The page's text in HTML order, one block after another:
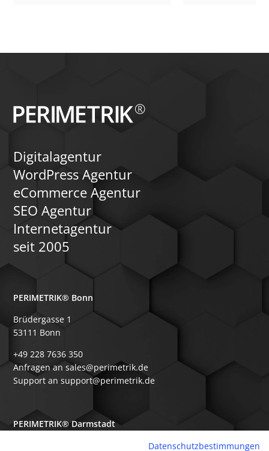
zeigen, wie ein
Digitalagentur
WordPress Agentur
eCommerce Agentur
SEO Agentur
Internetagentur
seit 2005
PERIMETRIK® Bonn
Brüdergasse 1
53111 Bonn
+49 228 7636 350
Anfragen an sales@perimetrik.de
Support an support@perimetrik.de
PERIMETRIK® Darmstadt
Datenschutzbestimmungen